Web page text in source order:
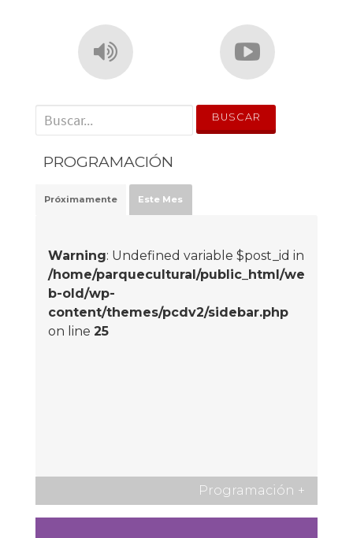
' . __('Search for:') . '
PROGRAMACIÓN
Próximamente Este Mes
Warning: Undefined variable $post_id in
/home/parquecultural/public_html/we
b-old/wp-
content/themes/pcdv2/sidebar.php
on line 25
Programación +